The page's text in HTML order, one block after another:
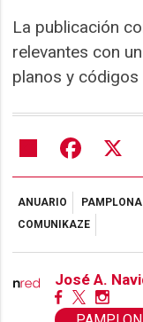
La publicación
relevantes con
planos y códigos
Share Facebook
ANUARIO
COMUNIKAZE
José A.